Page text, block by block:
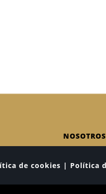
NOSOTROS
de cookies | Política